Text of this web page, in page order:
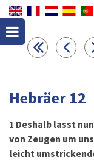
Hebräer 12
1 Deshalb lasst
von Zeugen um
leicht